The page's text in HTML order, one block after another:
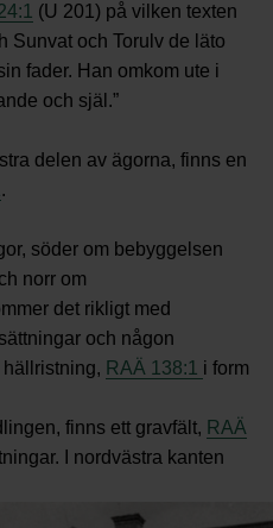
(U 201) på vilken texten
Sunvat och Torulv de läto
fader. Han omkom ute i
och själ.”
delen av ägorna, finns en
.
söder om bebyggelsen
norr om
det rikligt med
och någon
RAÄ 138:1 i form
finns ett gravfält, RAÄ
I nordvästra kanten